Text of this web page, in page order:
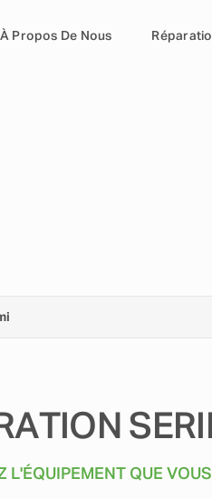
À Propos De Nous
L'ÉQUIPEMENT QUE